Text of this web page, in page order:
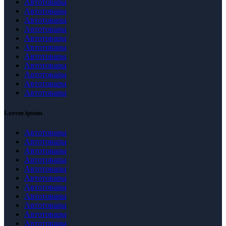
Автотовары
Автотовары
Автотовары
Автотовары
Автотовары
Автотовары
Автотовары
Автотовары
Автотовары
Автотовары
Автотовары
Lorem ipsum
Автотовары
Автотовары
Автотовары
Автотовары
Автотовары
Автотовары
Автотовары
Автотовары
Автотовары
Автотовары
Автотовары